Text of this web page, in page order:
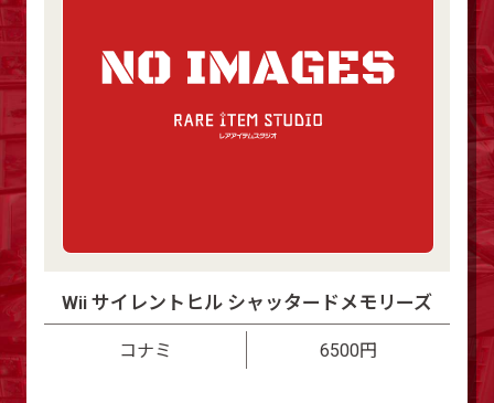
Wii サイレントヒル シャッタードメモリーズ
コナミ 6500円